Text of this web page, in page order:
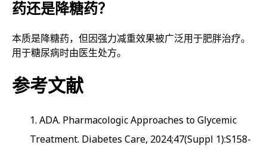
药还是降糖药？
本质是降糖药，但因强力减重效果被广泛用于肥胖治疗。
用于糖尿病时由医生处方。
参考文献
ADA. Pharmacologic Approaches to Glycemic
Treatment. Diabetes Care, 2024;47(Suppl 1):S158-